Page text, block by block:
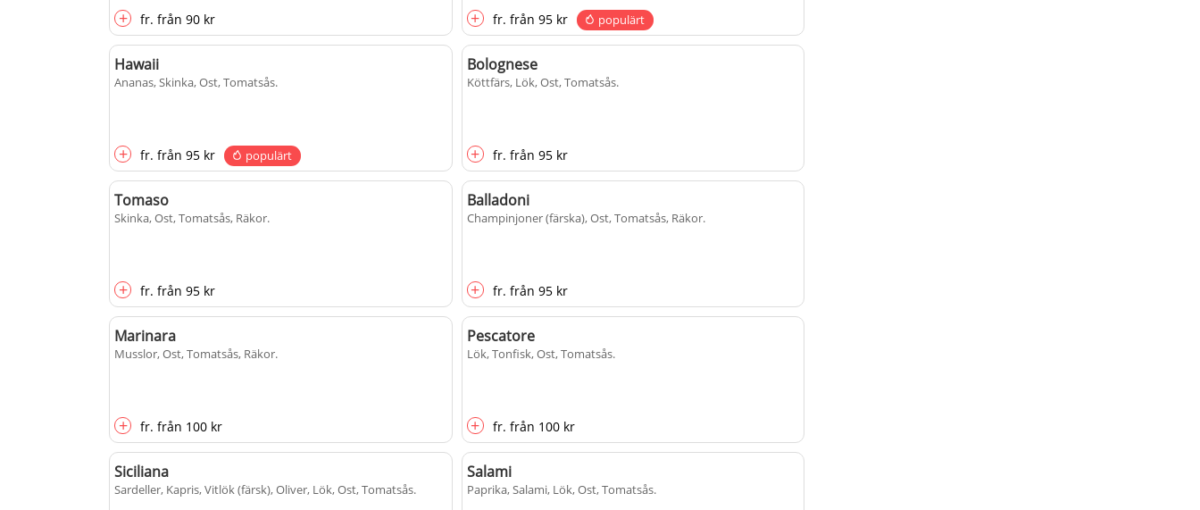
+ fr. från 90 kr + fr. från 95 kr populärt
Hawaii
Ananas, Skinka, Ost, Tomatsås.
+ fr. från 95 kr populärt
Bolognese
Köttfärs, Lök, Ost, Tomatsås.
+ fr. från 95 kr
Tomaso
Skinka, Ost, Tomatsås, Räkor.
+ fr. från 95 kr
Balladoni
Champinjoner (färska), Ost, Tomatsås, Räkor.
+ fr. från 95 kr
Marinara
Musslor, Ost, Tomatsås, Räkor.
+ fr. från 100 kr
Pescatore
Lök, Tonfisk, Ost, Tomatsås.
+ fr. från 100 kr
Siciliana
Sardeller, Kapris, Vitlök (färsk), Oliver, Lök, Ost, Tomatsås.
Salami
Paprika, Salami, Lök, Ost, Tomatsås.